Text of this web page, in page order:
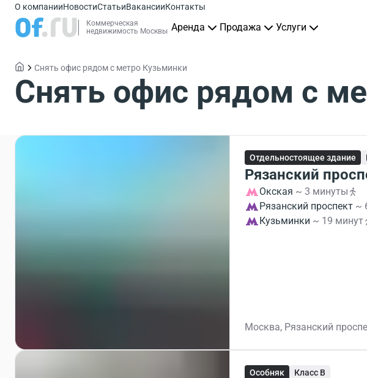
О компанииНовостиСтатьиВакансииКонтакты
Коммерческая
недвижимость Москвы Аренда Продажа Услуги
Снять офис рядом с метро Кузьминки
Снять офис рядом с
Отдельностоящее здание
Рязанский
Окская ~ 3 минуты
Рязанский проспект ~
Кузьминки ~ 19 минут
Москва, Рязанский
Особняк Класс B